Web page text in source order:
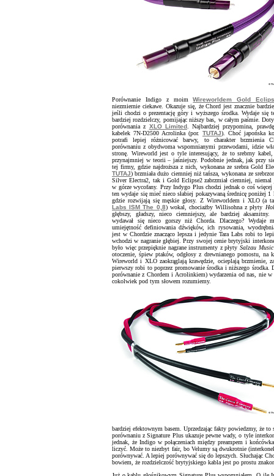
Porównanie Indigo z moimWireworldem Gold
niezmiernie ciekawe. Okazuje się, że Chord jest znacznie
jeśli chodzi o prezentację góry i wyższego środka. Wydaje się
bardziej rozdzielczy, pomijając niższy bas, w całym paśmie.
porównania z XLO Limited. Najbardziej przypomina,
kabelek 7N-D2500 Acrolinka (por. TUTAJ). Choć japońska
potrafi lepiej różnicować barwy, to charakter brzmienia
porównaniu z obydwoma wspomnianymi przewodami, idzie
stronę. Wireworld jest o tyle interesujący, że to srebrny
przynajmniej w teorii – jaśniejszy. Podobnie jednak, jak przy
tej firmy, gdzie najdroższa z nich, wykonana ze srebra Gold
TUTAJ) brzmiała dużo ciemniej niż tańsza, wykonana ze
Silver Electra2, tak i Gold Eclipse2 zabrzmiał ciemniej, niemal
w górze wycofany. Przy Indygo Plus chodzi jednak o coś więcej
ten wydaje się mieć nieco słabiej pokazywaną średnicę poniżej
gdzie rozwijają się męskie głosy. Z Wireworldem i XLO (a
Labs ISM The 0,8) wokal, chociażby Willisohna z płyty
głębszy, gładszy, nieco ciemniejszy, ale bardziej
wydawał się nieco gorszy niż Chorda. Dlaczego? Wydaje
umiejętność definiowania dźwięków, ich rysowania,
jest w Chordzie znacząco lepsza i jedynie Tara Labs robi to
wchodzi w nagranie głębiej. Przy swojej cenie brytyjski
było więc przepięknie nagrane instrumenty z płyty Salzau
otoczenie, śpiew ptaków, odgłosy z drewnianego pomostu,
Wireworld i XLO zaokrąglają krawędzie, ocieplają brzmienie,
pierwszy robi to poprzez promowanie środka i niższego środka.
porównanie z Chordem i Acrolinkiem) wydarzenia od nas, nie
cokolwiek pod tym słowem rozumiemy.
bardziej efektownym basem. Uprzedzając fakty powiedzmy, że
porównaniu z Signature Plus ukazuje pewne wady, o tyle
jednak, że Indigo w połączeniach między preampem i
liczyć. Może to niezbyt fair, bo Velumy są dwukrotnie
porównywać. A lepiej porównywać się do lepszych. Słuchając
bowiem, że rozdzielczość brytyjskiego kabla jest po prostu